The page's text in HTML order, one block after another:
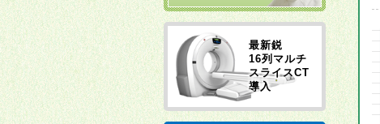
最新鋭
16列マルチ
スライスCT
導入